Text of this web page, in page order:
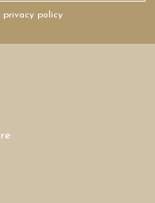
privacy policy